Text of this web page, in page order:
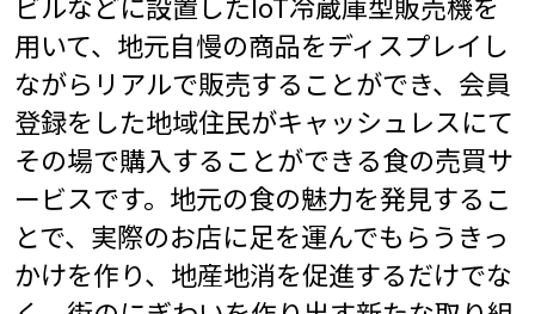
用いて、地元自慢の商品をディスプレイし
ながらリアルで販売することができ、会員
登録をした地域住民がキャッシュレスにて
その場で購入することができる食の売買サ
ービスです。地元の食の魅力を発見するこ
とで、実際のお店に足を運んでもらうきっ
かけを作り、地産地消を促進するだけでな